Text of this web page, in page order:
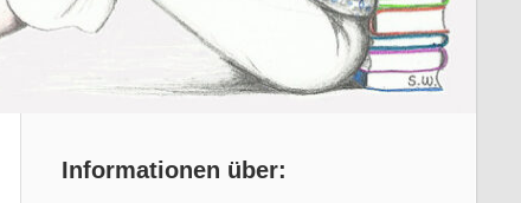
Informationen über: